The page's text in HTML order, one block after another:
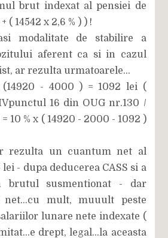
brut indexat al pensiei de
( 14542 x 2,6 % ) ) !
modalitate de stabilire a
aferent ca si in cazul
ar rezulta urmatoarele...
(14920 - 4000 ) = 1092 lei (
16 din OUG nr.130 /
10 % x ( 14920 - 2000 - 1092 )
rezulta un cuantum net al
lei - dupa deducerea CASS si a
brutul susmentionat - dar
net...cu mult, muuult peste
lunare nete indexate (
drept, legal...la aceasta